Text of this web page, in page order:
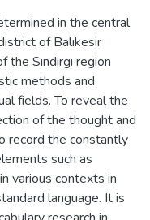
in the central
of Balıkesir
Sındırgı region
methods and
fields. To reveal the
of the thought and
record the constantly
such as
various contexts in
language. It is